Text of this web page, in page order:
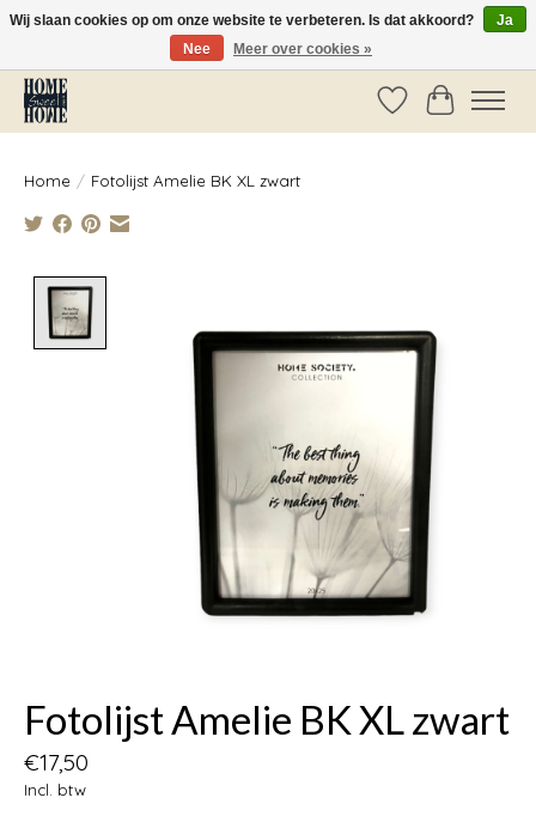
Vóór 14:00 besteld, dezelfde dag verzonden!
Verlanglijst
Home / Fotolijst Amelie BK XL zwart
Fotolijst Amelie BK XL zwart
€17,50
Incl. btw
Wij slaan cookies op om onze website te verbeteren. Is dat akkoord?
Ja
Nee
Meer over cookies »